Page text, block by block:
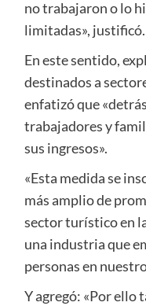
no trabajaron o lo
limitadas», justificó.
En este sentido,
destinados a
enfatizó que
trabajadores y
sus ingresos».
«Esta medida se
más amplio de
sector turístico en
una industria que
personas en
Y agregó: «Por ello